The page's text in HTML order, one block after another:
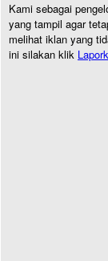
Kami sebagai
yang tampil agar
melihat iklan yang
ini silakan klik